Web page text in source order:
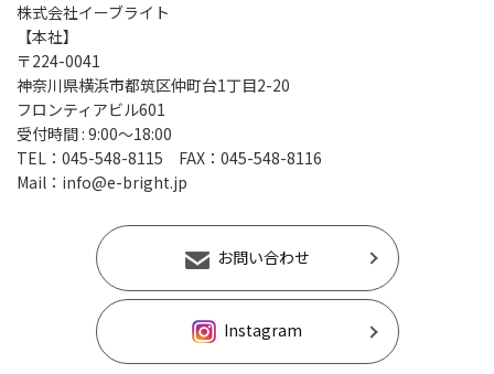
株式会社イーブライト
【本社】
〒224-0041
神奈川県横浜市都筑区仲町台1丁目2-20
フロンティアビル601
受付時間 : 9:00～18:00
TEL： 045-548-8115
FAX：045-548-8116
Mail： info@e-bright.jp
お問い合わせ
Instagram